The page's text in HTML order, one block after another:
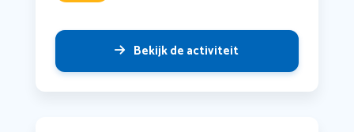
Bekijk de activiteit